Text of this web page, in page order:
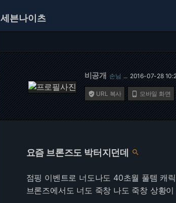
세븐나이츠
비공개 손님 … 2016-07-28
 URL 복사  모바일 화면
요즘 브론즈도 박터지던데 
점핑 이벤트로 너도나도 40초월 풀템 캐
브론즈에서도 너도 죽창 나도 죽창 상황